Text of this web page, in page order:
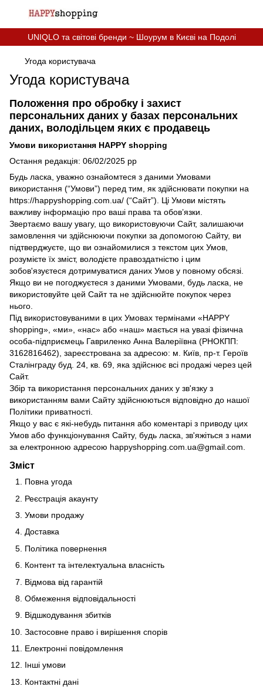
UNIQLO та світові бренди ~ Шоурум в Києві на Подолі
Угода користувача
Угода користувача
Положення про обробку і захист
персональних даних у базах персональних
даних, володільцем яких є продавець
Умови використання HAPPY shopping
Остання редакція: 06/02/2025 рр
Будь ласка, уважно ознайомтеся з даними Умовами
використання (“Умови”) перед тим, як здійснювати покупки на
https://happyshopping.com.ua/ (“Сайт”). Ці Умови містять
важливу інформацію про ваші права та обов’язки.
Звертаємо вашу увагу, що використовуючи Сайт, залишаючи
замовлення чи здійснюючи покупки за допомогою Сайту, ви
підтверджуєте, що ви ознайомилися з текстом цих Умов,
розумієте їх зміст, володієте правоздатністю і цим
зобов'язуєтеся дотримуватися даних Умов у повному обсязі.
Якщо ви не погоджуєтеся з даними Умовами, будь ласка, не
використовуйте цей Сайт та не здійснюйте покупок через
нього.
Під використовуваними в цих Умовах термінами «HAPPY
shopping», «ми», «нас» або «наш» мається на увазі фізична
особа-підприємець Гавриленко Анна Валеріївна (РНОКПП:
3162816462), зареєстрована за адресою: м. Київ, пр-т. Героїв
Сталінграду буд. 24, кв. 69, яка здійснює всі продажі через цей
Сайт.
Збір та використання персональних даних у зв'язку з
використанням вами Сайту здійснюються відповідно до нашої
Політики приватності.
Якщо у вас є які-небудь питання або коментарі з приводу цих
Умов або функціонування Сайту, будь ласка, зв'яжіться з нами
за електронною адресою happyshopping.com.ua@gmail.com.
Зміст
Повна угода
Реєстрація акаунту
Умови продажу
Доставка
Політика повернення
Контент та інтелектуальна власність
Відмова від гарантій
Обмеження відповідальності
Відшкодування збитків
Застосовне право і вирішення спорів
Електронні повідомлення
Інші умови
Контактні дані